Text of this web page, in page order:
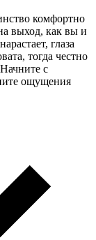
комфортно
выход, как вы и
глаза
тогда честно
с
ощущения